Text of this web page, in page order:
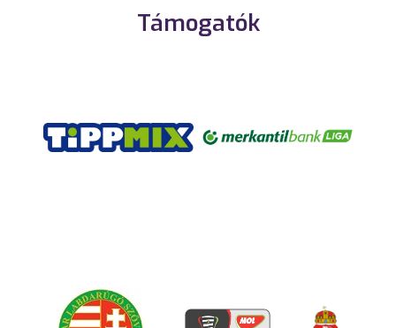
Támogatók